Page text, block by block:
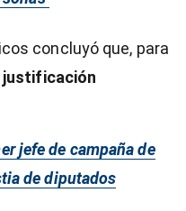
concluyó que, para
justificación
jefe de campaña de
de diputados